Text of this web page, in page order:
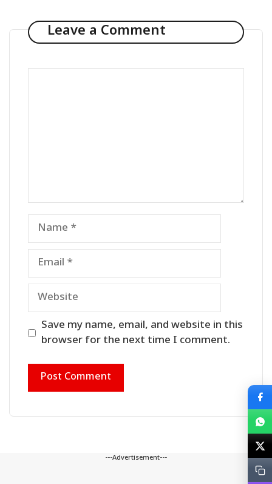
Leave a Comment
Name
Email
Website
Save my name, email, and website in this
browser for the next time I comment.
---Advertisement---